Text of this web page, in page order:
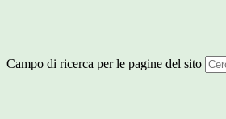
Campo di ricerca per le pagine del sito